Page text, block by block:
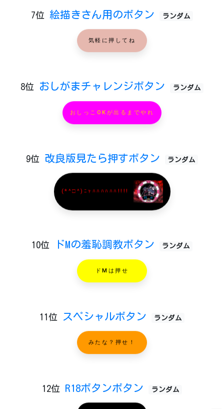
7位 絵描きさん用のボタン ランダム
気軽に押してね
8位 おしがまチャレンジボタン ランダム
おしっこOKが出るまでやれ
9位 改良版見たら押すボタン ランダム
(*^□^)ﾆｬﾊﾊﾊﾊﾊﾊ!!!!
10位 ドMの羞恥調教ボタン ランダム
ドMは押せ
11位 スペシャルボタン ランダム
みたな？押せ！
12位 R18ボタンボタン ランダム